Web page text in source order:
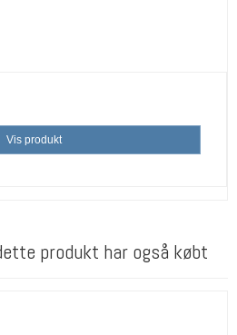
Vis produkt
produkt har også købt